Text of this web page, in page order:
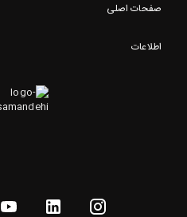
صفحات اصلی
اطلاعات